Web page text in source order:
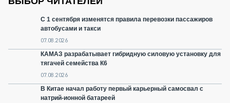
С 1 сентября изменятся правила перевозки пассажиров
автобусами и такси
07.08.2026
КАМАЗ разрабатывает гибридную силовую установку для
тягачей семейства К6
07.08.2026
В Китае начал работу первый карьерный самосвал с
натрий-ионной батареей